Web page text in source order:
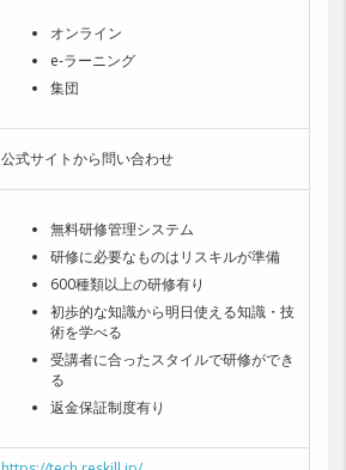
オンライン
e-ラーニング
集団
公式サイトから問い合わせ
無料研修管理システム
研修に必要なものはリスキルが準備
600種類以上の研修有り
初歩的な知識から明日使える知識・技
術を学べる
受講者に合ったスタイルで研修ができ
る
返金保証制度有り